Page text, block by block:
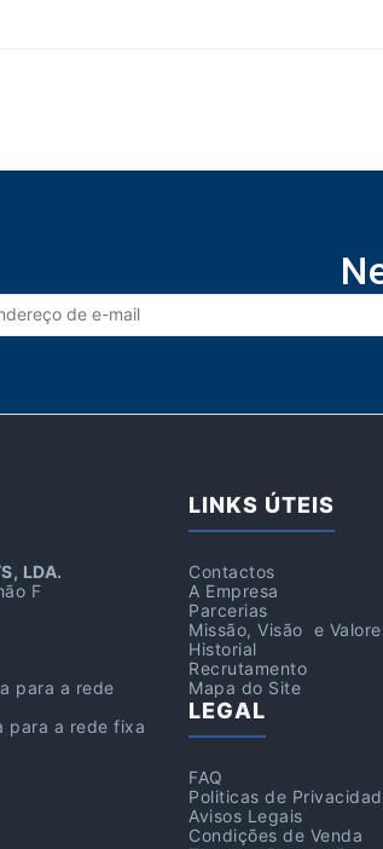
LDA.
F
para a rede
para a rede fixa
LINKS ÚTEIS
Contactos
A Empresa
Parcerias
Missão, Visão e
Historial
Recrutamento
Mapa do Site
LEGAL
FAQ
Politicas de
Avisos Legais
Condições de Venda